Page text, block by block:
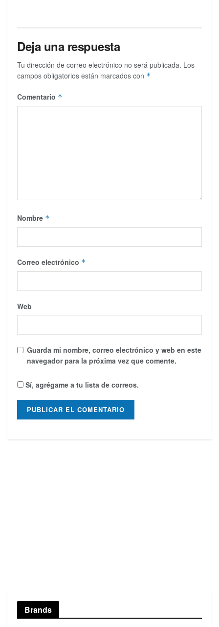
Deja una respuesta
Tu dirección de correo electrónico no será publicada. Los
campos obligatorios están marcados con *
Comentario *
Nombre *
Correo electrónico *
Web
Guarda mi nombre, correo electrónico y web en este
navegador para la próxima vez que comente.
Sí, agrégame a tu lista de correos.
Brands